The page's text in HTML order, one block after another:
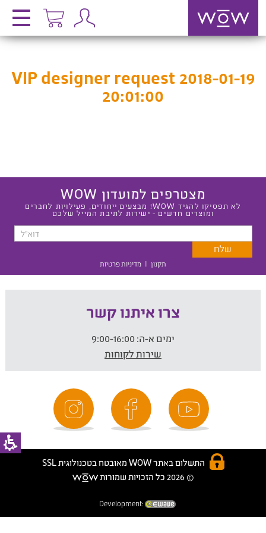
VIP designer request 2018-01-19
20:01:00
מצטרפים למועדון WOW
לא תפסיקו להגיד WOW! מבצעים ייחודים, פעילויות לחברים
ומוצרים חדשים - ישירות לתיבת המייל שלכם
תקנון | מדיניות פרטיות
צרו איתנו קשר
ימים א-ה:
שירות לקוחות
התשלום באתר WOW מאובטח בטכנולוגית SSL
© 2026 כל הזכויות שמורות
Development: